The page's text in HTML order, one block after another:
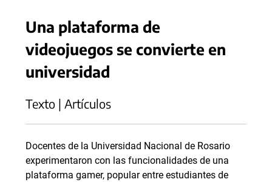
Una plataforma de
videojuegos se convierte en
universidad
Texto | Artículos
Docentes de la Universidad Nacional de Rosario
experimentaron con las funcionalidades de una
plataforma gamer, popular entre estudiantes de